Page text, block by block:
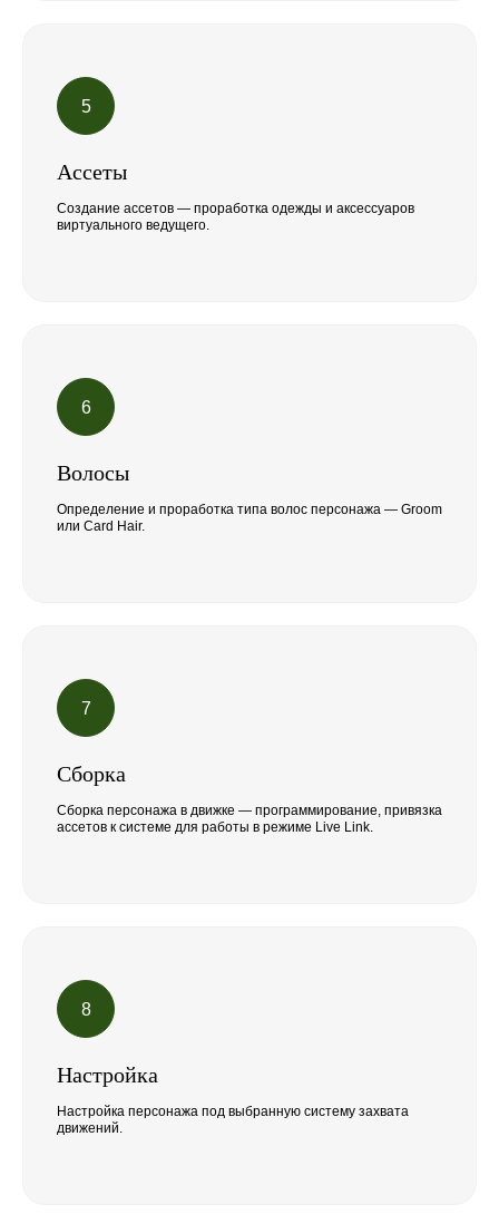
Ассеты
Создание ассетов — проработка одежды и аксессуаров
виртуального ведущего.
Волосы
Определение и проработка типа волос персонажа — Groom
или Card Hair.
Сборка
Сборка персонажа в движке — программирование, привязка
ассетов к системе для работы в режиме Live Link.
Настройка
Настройка персонажа под выбранную систему захвата
движений.